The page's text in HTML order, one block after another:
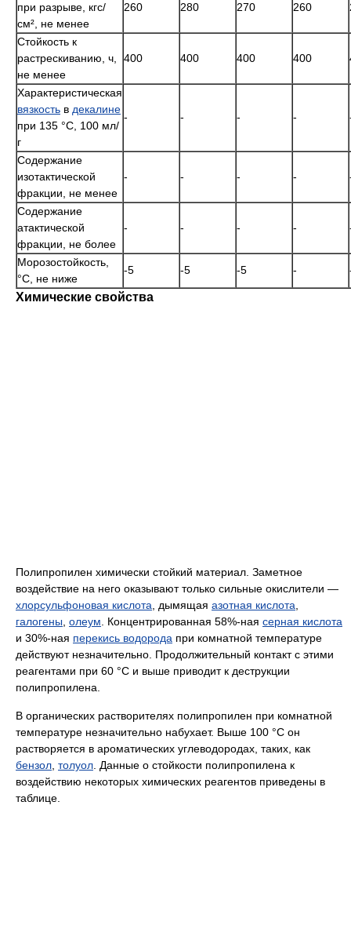
при разрыве, кгс/
см², не менее
260 280 270 260
Стойкость к
растрескиванию, ч,
не менее
400 400 400 400
Характеристическая
вязкость в декалине
при 135 °C, 100 мл/
г
- - - -
Содержание
изотактической
фракции, не менее
- - - -
Содержание
атактической
фракции, не более
- - - -
Морозостойкость,
°C, не ниже
-5 -5 -5 -
Химические свойства
Полипропилен химически стойкий материал. Заметное
воздействие на него оказывают только сильные окислители —
хлорсульфоновая кислота, дымящая азотная кислота,
галогены, олеум. Концентрированная 58%-ная серная кислота
и 30%-ная перекись водорода при комнатной температуре
действуют незначительно. Продолжительный контакт с этими
реагентами при 60 °C и выше приводит к деструкции
полипропилена.
В органических растворителях полипропилен при комнатной
температуре незначительно набухает. Выше 100 °C он
растворяется в ароматических углеводородах, таких, как
бензол, толуол. Данные о стойкости полипропилена к
воздействию некоторых химических реагентов приведены в
таблице.